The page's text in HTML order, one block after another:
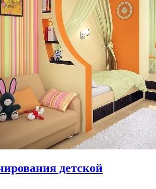
детской